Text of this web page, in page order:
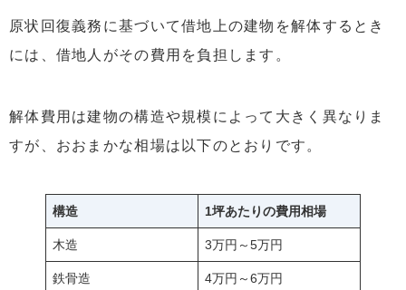
原状回復義務に基づいて借地上の建物を解体するとき
には、借地人がその費用を負担します。
解体費用は建物の構造や規模によって大きく異なりま
すが、おおまかな相場は以下のとおりです。
構造 1坪あたりの費用相場
木造 3万円～5万円
鉄骨造 4万円～6万円